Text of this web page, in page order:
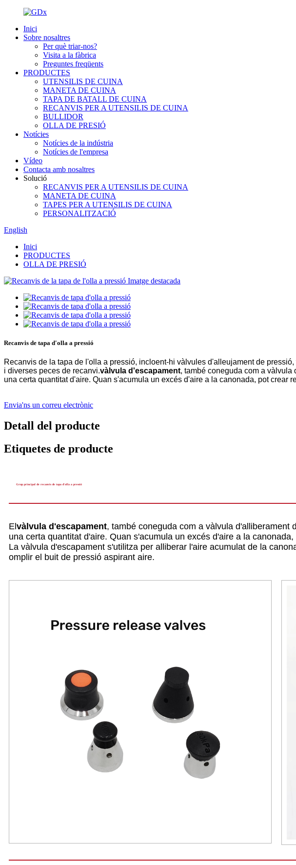
Inici
Sobre nosaltres
Per què triar-nos?
Visita a la fàbrica
Preguntes freqüents
PRODUCTES
UTENSILIS DE CUINA
MANETA DE CUINA
TAPA DE BATALL DE CUINA
RECANVIS PER A UTENSILIS DE CUINA
BULLIDOR
OLLA DE PRESIÓ
Notícies
Notícies de la indústria
Notícies de l'empresa
Vídeo
Contacta amb nosaltres
Solució
RECANVIS PER A UTENSILIS DE CUINA
MANETA DE CUINA
TAPES PER A UTENSILIS DE CUINA
PERSONALITZACIÓ
English
Inici
PRODUCTES
OLLA DE PRESIÓ
Recanvis de tapa d'olla a pressió
Recanvis de la tapa de l'olla a pressió, incloent-hi vàlvules d'alleujament de
i diverses peces de recanvi.vàlvula d'escapament, també coneguda com a
una certa quantitat d'aire. Quan s'acumula un excés d'aire a la canonada, pot
Envia'ns un correu electrònic
Detall del producte
Etiquetes de producte
Grup principal de recanvis de tapa d'olla a pressió
El vàlvula d'escapament, també coneguda com a vàlvula d'alliberament
una certa quantitat d'aire. Quan s'acumula un excés d'aire a la
La vàlvula d'escapament s'utilitza per alliberar l'aire acumulat de la
omplir el buit de pressió aspirant aire.